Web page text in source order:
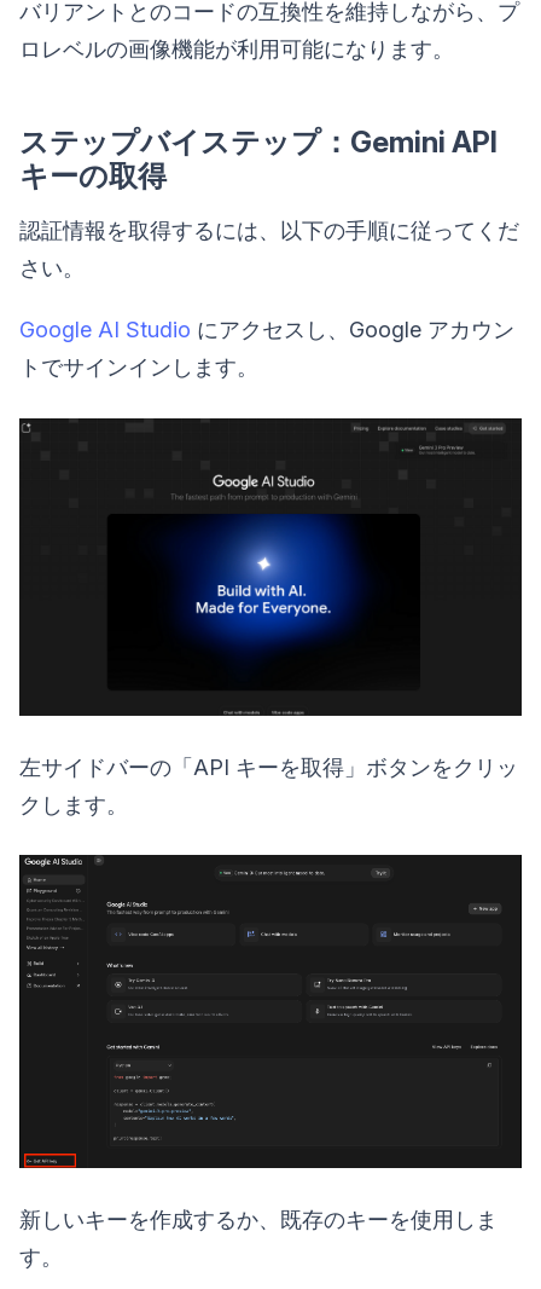
バリアントとのコードの互換性を維持しながら、プ
ロレベルの画像機能が利用可能になります。
ステップバイステップ：Gemini API
キーの取得
認証情報を取得するには、以下の手順に従ってくだ
さい。
Google AI Studio にアクセスし、Google アカウン
トでサインインします。
左サイドバーの「API キーを取得」ボタンをクリッ
クします。
新しいキーを作成するか、既存のキーを使用しま
す。